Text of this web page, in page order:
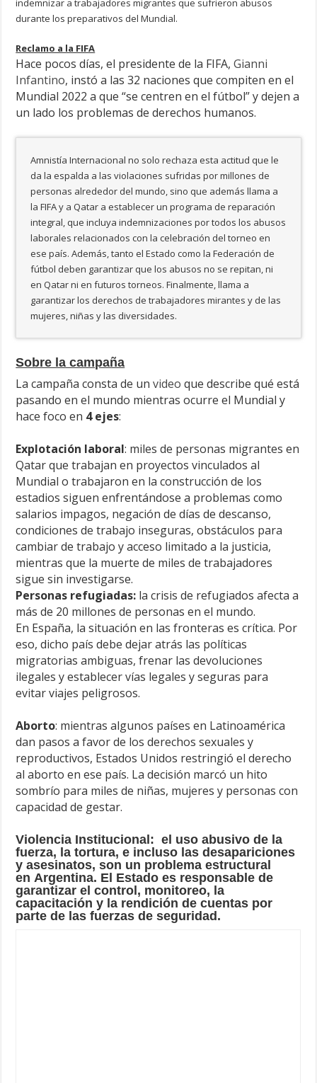
indemnizar a trabajadores migrantes que sufrieron abusos
durante los preparativos del Mundial.
Reclamo a la FIFA
Hace pocos días, el presidente de la FIFA,Gianni
Infantino, instó a las 32 naciones que compiten en el
Mundial 2022 a que “se centren en el fútbol” y dejen a
un lado los problemas de derechos humanos.
Amnistía Internacional no solo rechaza esta actitud que le
da la espalda a las violaciones sufridas por millones de
personas alrededor del mundo, sino que además llama a
la FIFA y a Qatar a establecer un programa de reparación
integral, que incluya indemnizaciones por todos los abusos
laborales relacionados con la celebración del torneo en
ese país. Además, tanto el Estado como la Federación de
fútbol deben garantizar que los abusos no se repitan, ni
en Qatar ni en futuros torneos. Finalmente, llama a
garantizar los derechos de trabajadores mirantes y de las
mujeres, niñas y las diversidades.
Sobre la campaña
La campaña consta de unvideo que describe qué está
pasando en el mundo mientras ocurre el Mundial y
hace foco en 4 ejes:
Explotación laboral: miles de personas migrantes en
Qatar que trabajan en proyectos vinculados al
Mundial o trabajaron en la construcción de los
estadios siguen enfrentándose a problemas como
salarios impagos, negación de días de descanso,
condiciones de trabajo inseguras, obstáculos para
cambiar de trabajo y acceso limitado a la justicia,
mientras que la muerte de miles de trabajadores
sigue sin investigarse.
Personas refugiadas: la crisis de refugiados afecta a
más de 20 millones de personas en el mundo.
En España, la situación en las fronteras es crítica. Por
eso, dicho país debe dejar atrás las políticas
migratorias ambiguas, frenar las devoluciones
ilegales y establecer vías legales y seguras para
evitar viajes peligrosos.
Aborto: mientras algunos países en Latinoamérica
dan pasos a favor de los derechos sexuales y
reproductivos, Estados Unidos restringió el derecho
al aborto en ese país. La decisión marcó un hito
sombrío para miles de niñas, mujeres y personas con
capacidad de gestar.
Violencia Institucional: el uso abusivo de la
fuerza, la tortura, e incluso las desapariciones
y asesinatos, son un problema estructural
en Argentina. El Estado es responsable de
garantizar el control, monitoreo, la
capacitación y la rendición de cuentas por
parte de las fuerzas de seguridad.